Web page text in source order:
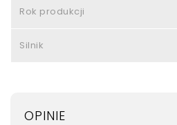
Rok produkcji
Silnik
OPINIE